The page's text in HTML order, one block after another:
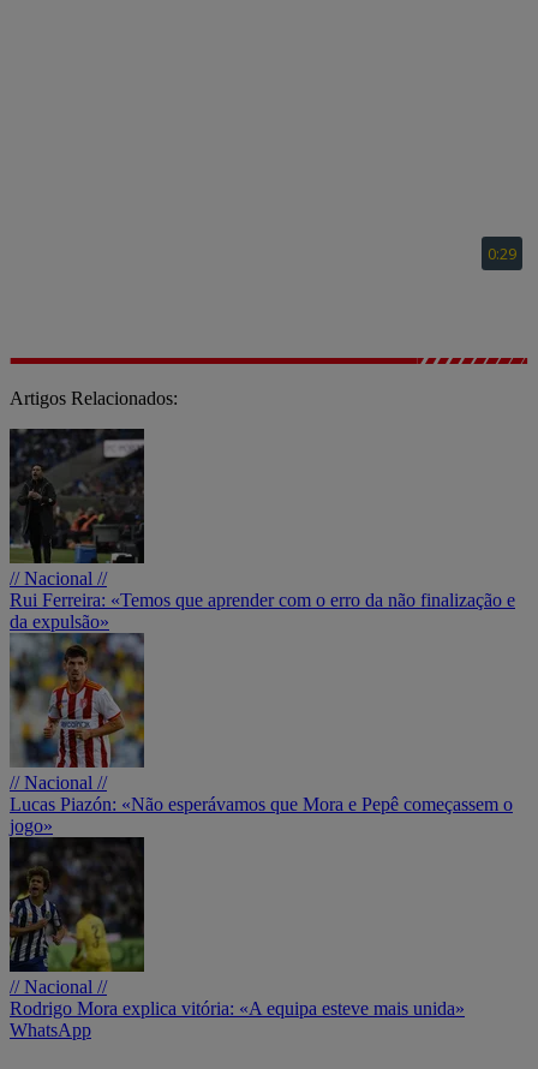
Artigos Relacionados:
// Nacional //
Rui Ferreira: «Temos que aprender com o erro da não finalização e
da expulsão»
// Nacional //
Lucas Piazón: «Não esperávamos que Mora e Pepê começassem o
jogo»
// Nacional //
Rodrigo Mora explica vitória: «A equipa esteve mais unida»
WhatsApp